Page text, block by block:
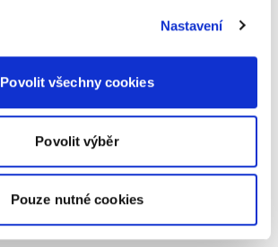
Nastavení
Povolit všechny cookies
Povolit výběr
Pouze nutné cookies